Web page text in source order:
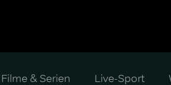
Filme & Serien Live-Sport